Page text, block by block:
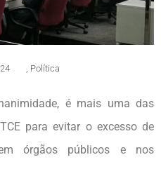
, Política
é mais uma das
para evitar o excesso de
órgãos públicos e nos